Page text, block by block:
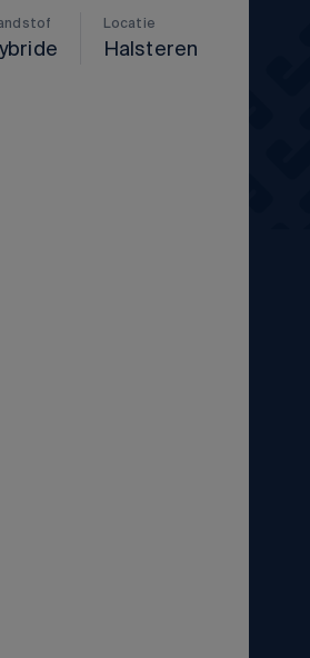
Locatie
Halsteren